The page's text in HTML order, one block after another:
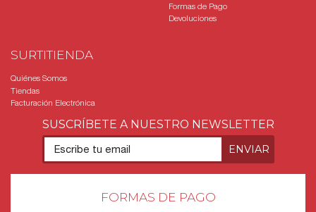
SUSCRÍBETE A NUESTRO NEWSLETTER
Formas de Pago
Devoluciones
SURTITIENDA
Quiénes Somos
Tiendas
Facturación Electrónica
FORMAS DE PAGO